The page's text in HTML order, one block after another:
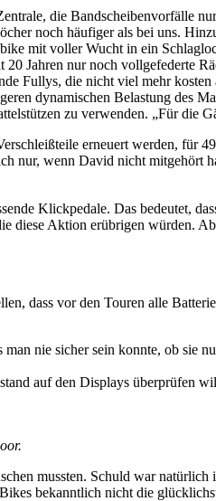
die Bandscheibenvorfälle
noch häufiger als bei uns.
mit voller Wucht in ein
Jahren nur noch vollgefederte
Fullys, die nicht viel mehr
dynamischen Belastung des
zu verwenden. „Für die
erneuert werden, für
nur, wenn David nicht mitgehört
Klickpedale. Das bedeutet,
Aktion erübrigen würden.
dass vor den Touren alle
nie sicher sein konnte, ob sie
auf den Displays überprüfen
mussten. Schuld war
bekanntlich nicht die